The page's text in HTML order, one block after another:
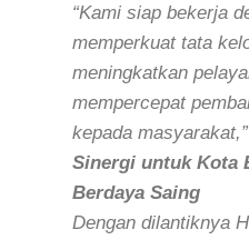
“Kami siap bekerja
memperkuat tata
meningkatkan
mempercepat
kepada
Sinergi untuk Kota
Berdaya Saing
Dengan dilantiknya